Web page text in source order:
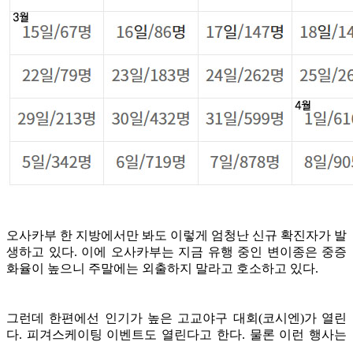
오사카부 한 지방에서만 봐도 이렇게 엄청난 신규 확진자가 발
생하고 있다. 이에 오사카부는 지금 유행 중인 변이종은 중증
화율이 높으니 주말에는 외출하지 말라고 호소하고 있다.
그런데 한편에선 인기가 높은 고교야구 대회(코시엔)가 열린
다. 피겨스케이팅 이벤트도 열린다고 한다. 물론 이런 행사는